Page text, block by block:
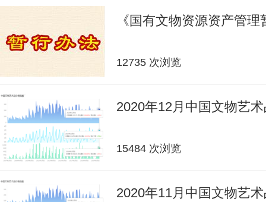
《国有文物资源资产管
12735 次浏览
2020年12月中国文物艺
15484 次浏览
2020年11月中国文物艺